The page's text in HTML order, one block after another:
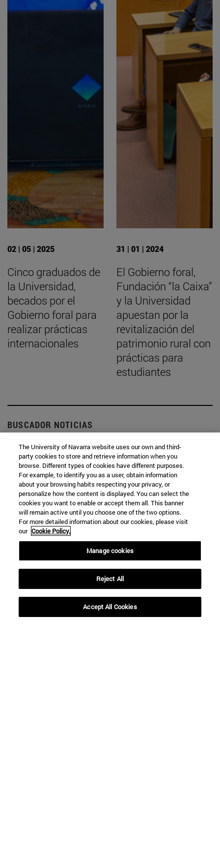
02 | 05 | 2025
Cinco graduados de
la Universidad,
becados por el
Gobierno foral para
realizar prácticas
internacionales
31 | 01 | 2024
El Gobierno foral,
Fundación “la Caixa”
y la Universidad
apuestan por la
revitalización del
patrimonio rural con
prácticas para
estudiantes
BUSCADOR NOTICIAS
Desde
The University of Navarra website uses our own and third-
party cookies to store and retrieve information when you
browse. Different types of cookies have different purposes.
For example, to identify you as a user, obtain information
about your browsing habits respecting your privacy, or
personalize how the content is displayed. You can select the
cookies you want to enable or accept them all. This banner
will remain active until you choose one of the two options.
For more detailed information about our cookies, please visit
our Cookie Policy.
Manage cookies
Reject All
Accept All Cookies